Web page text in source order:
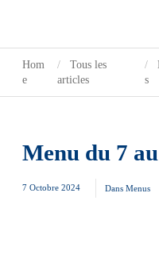
Hom
e
Tous les
articles
s
Menu du 7
7 Octobre 2024 Dans Menus